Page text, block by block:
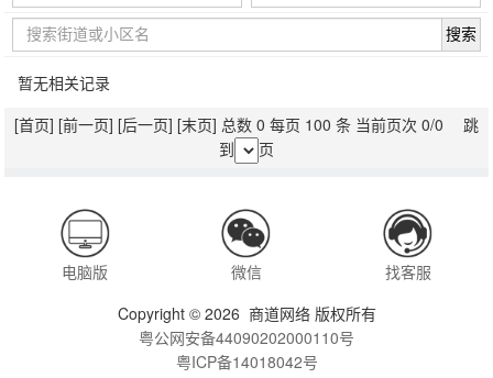
搜索
暂无相关记录
[首页] [前一页] [后一页] [末页] 总数 0 每页 100 条 当前页次 0/0 跳
到
页
电脑版 微信
找客服
Copyright © 2026 商道网络 版权所有
粤公网安备44090202000110号
粤ICP备14018042号